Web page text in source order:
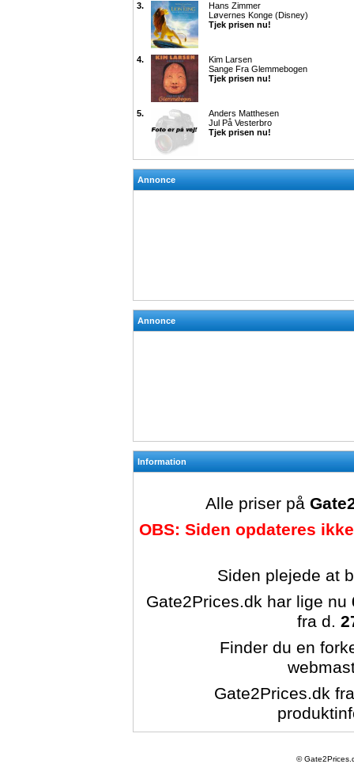
3.
Hans Zimmer
Løvernes Konge (Disney)
Tjek prisen nu!
4.
Kim Larsen
Sange Fra Glemmebogen
Tjek prisen nu!
5.
Anders Matthesen
Jul På Vesterbro
Tjek prisen nu!
Annonce
Annonce
Information
Alle priser på
OBS: Siden opdateres
Siden plejede at
Gate2Prices.dk har lige nu
fra d.
Finder du en
Gate2Prices.dk
©